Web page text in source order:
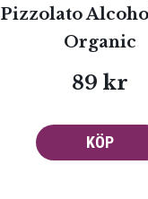
Pizzolato
Organic
89 kr
KÖP